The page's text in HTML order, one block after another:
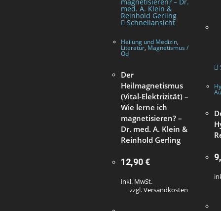
Schnellansicht
Heilung und Medizin,
Literatur, Magnetismus /
Od
Der
Heilmagnetismus
(Vital-Elektrizität) –
Wie lerne ich
magnetisieren? –
Dr. med. A. Klein &
Reinhold Gerling
12,90 €
inkl. MwSt.
zzgl. Versandkosten